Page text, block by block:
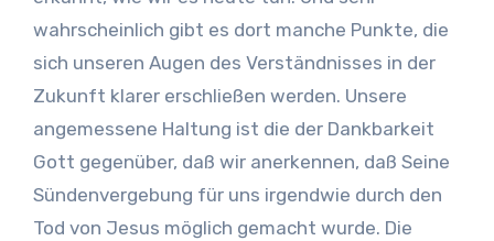
wahrscheinlich gibt es dort manche Punkte, die
sich unseren Augen des Verständnisses in der
Zukunft klarer erschließen werden. Unsere
angemessene Haltung ist die der Dankbarkeit
Gott gegenüber, daß wir anerkennen, daß Seine
Sündenvergebung für uns irgendwie durch den
Tod von Jesus möglich gemacht wurde. Die